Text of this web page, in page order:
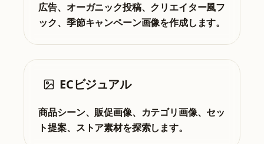
広告、オーガニック投稿、クリエイター風フ
ック、季節キャンペーン画像を作成します。
ECビジュアル
商品シーン、販促画像、カテゴリ画像、セッ
ト提案、ストア素材を探索します。